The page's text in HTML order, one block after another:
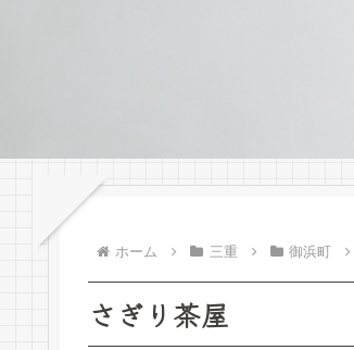
ホーム 三重 御浜町
さぎり茶屋